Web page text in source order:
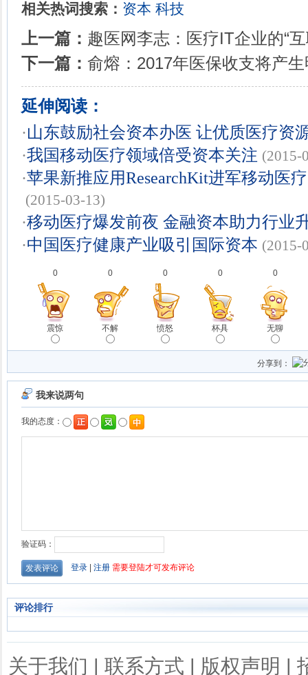
相关热词搜索： 资本 科技
上一篇： 趣医网李志：医疗IT企业的“
下一篇： 俞熔：2017年医保收支将产
延伸阅读：
·山东鼓励社会资本办医 让优质医疗资
·我国移动医疗领域倍受资本关注 (2015-
·苹果新推应用ResearchKit进军移动医
(2015-03-13)
·移动医疗爆发前夜 金融资本助力行业
·中国医疗健康产业吸引国际资本 (2015-
0
震惊
0
不解
0
愤怒
0
杯具
0
无聊
分享到：
评论排行
关于我们 | 联系方式 | 版权声明 |